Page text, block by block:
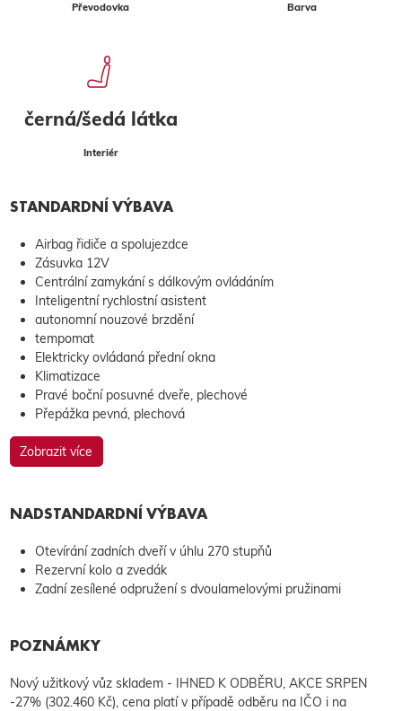
Převodovka Barva
černá/šedá látka
Interiér
STANDARDNÍ VÝBAVA
Airbag řidiče a spolujezdce
Zásuvka 12V
Centrální zamykání s dálkovým ovládáním
Inteligentní rychlostní asistent
autonomní nouzové brzdění
tempomat
Elektricky ovládaná přední okna
Klimatizace
Pravé boční posuvné dveře, plechové
Přepážka pevná, plechová
Zobrazit více
NADSTANDARDNÍ VÝBAVA
Otevírání zadních dveří v úhlu 270 stupňů
Rezervní kolo a zvedák
Zadní zesílené odpružení s dvoulamelovými pružinami
POZNÁMKY
Nový užitkový vůz skladem - IHNED K ODBĚRU, AKCE SRPEN
-27% (302.460 Kč), cena platí v případě odběru na IČO i na